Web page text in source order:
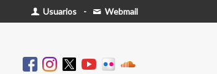
Usuarios - Webmail